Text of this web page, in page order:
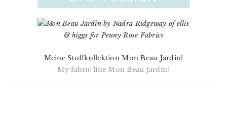
Meine Stoffkollektion Mon Beau Jardin!
My fabric line Mon Beau Jardin!